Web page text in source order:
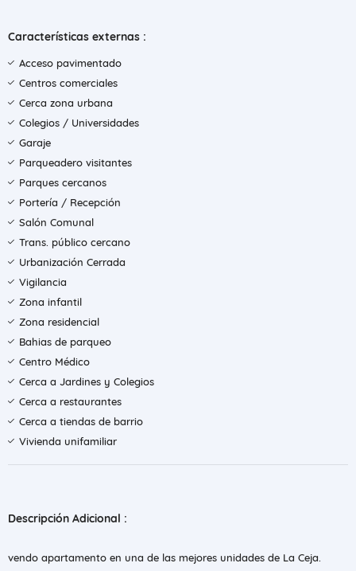
Características externas :
Acceso pavimentado
Centros comerciales
Cerca zona urbana
Colegios / Universidades
Garaje
Parqueadero visitantes
Parques cercanos
Portería / Recepción
Salón Comunal
Trans. público cercano
Urbanización Cerrada
Vigilancia
Zona infantil
Zona residencial
Bahias de parqueo
Centro Médico
Cerca a Jardines y Colegios
Cerca a restaurantes
Cerca a tiendas de barrio
Vivienda unifamiliar
Descripción Adicional :
vendo apartamento en una de las mejores unidades de La Ceja.